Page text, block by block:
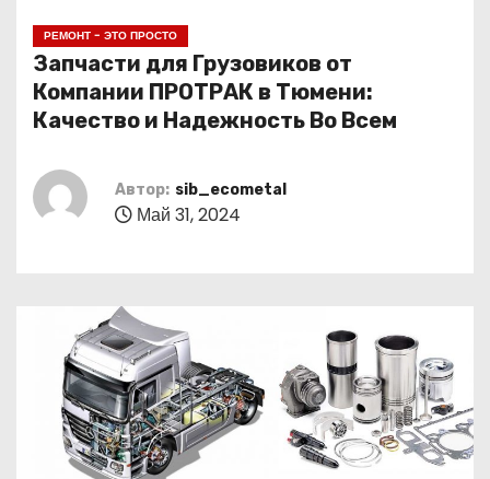
РЕМОНТ - ЭТО ПРОСТО
Запчасти для Грузовиков от
Компании ПРОТРАК в Тюмени:
Качество и Надежность Во Всем
Автор: sib_ecometal
Май 31, 2024